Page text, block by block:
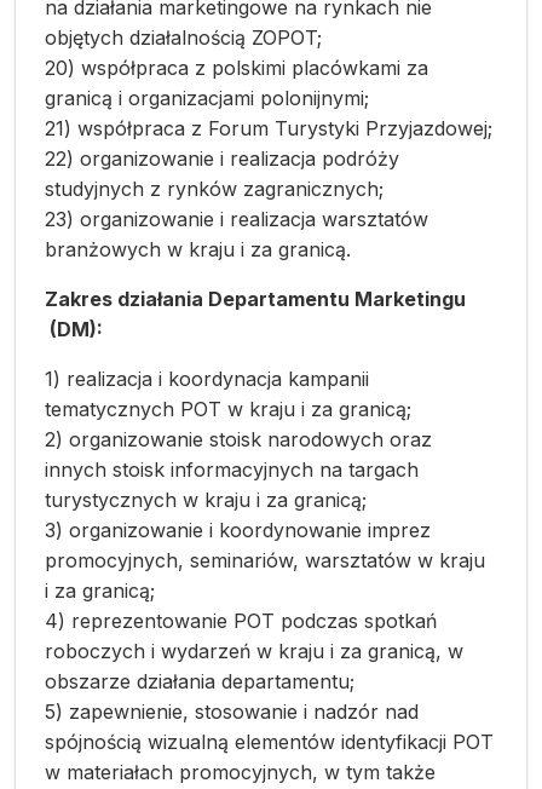
na działania marketingowe na rynkach nie
objętych działalnością ZOPOT;
20) współpraca z polskimi placówkami za
granicą i organizacjami polonijnymi;
21) współpraca z Forum Turystyki Przyjazdowej;
22) organizowanie i realizacja podróży
studyjnych z rynków zagranicznych;
23) organizowanie i realizacja warsztatów
branżowych w kraju i za granicą.
Zakres działania Departamentu Marketingu
(DM):
1) realizacja i koordynacja kampanii
tematycznych POT w kraju i za granicą;
2) organizowanie stoisk narodowych oraz
innych stoisk informacyjnych na targach
turystycznych w kraju i za granicą;
3) organizowanie i koordynowanie imprez
promocyjnych, seminariów, warsztatów w kraju
i za granicą;
4) reprezentowanie POT podczas spotkań
roboczych i wydarzeń w kraju i za granicą, w
obszarze działania departamentu;
5) zapewnienie, stosowanie i nadzór nad
spójnością wizualną elementów identyfikacji POT
w materiałach promocyjnych, w tym także